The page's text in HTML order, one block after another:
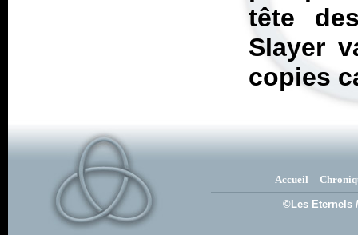
tête
Slayer
copies
Accueil
©Les Eternels